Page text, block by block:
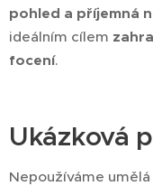
pohled a příjemná
ideálním cílem
focení.
Ukázková
Nepoužíváme